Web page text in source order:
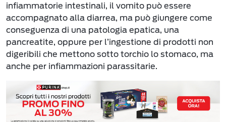
infiammatorie intestinali, il vomito può essere
accompagnato alla diarrea, ma può giungere come
conseguenza di una patologia epatica, una
pancreatite, oppure per l’ingestione di prodotti non
digeribili che mettono sotto torchio lo stomaco, ma
anche per infiammazioni parassitarie.